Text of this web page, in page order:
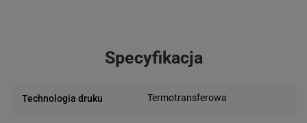
Specyfikacja
Technologia druku Termotransferowa